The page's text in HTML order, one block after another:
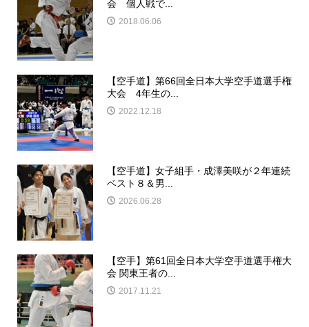
会 個人戦で...
2018.06.06
【空手道】第66回全日本大学空手道選手権
大会 4年生の...
2022.12.18
【空手道】女子組手・成澤美咲が２年連続
ベスト８＆男...
2026.06.28
【空手】第61回全日本大学空手道選手権大
会 関東王者の...
2017.11.21